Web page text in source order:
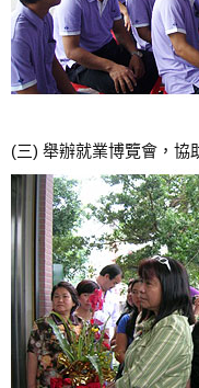
(三) 舉辦就業博覽會，協